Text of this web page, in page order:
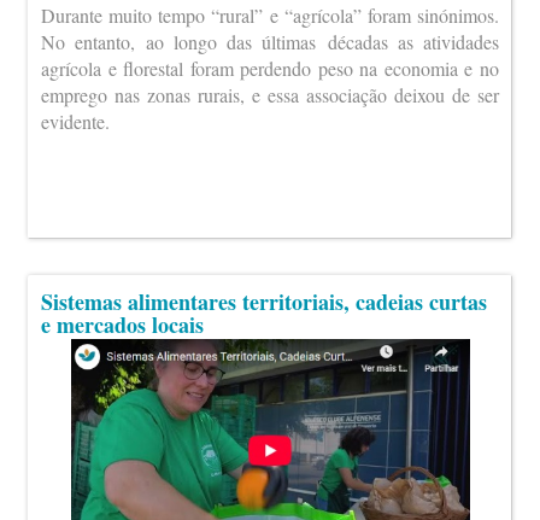
Durante muito tempo “rural” e “agrícola” foram sinónimos.
No entanto, ao longo das últimas décadas as atividades
agrícola e florestal foram perdendo peso na economia e no
emprego nas zonas rurais, e essa associação deixou de ser
evidente.
Sistemas alimentares territoriais, cadeias curtas
e mercados locais